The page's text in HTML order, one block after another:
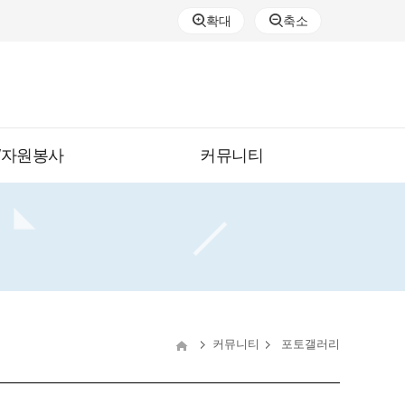
확대 축소
원봉사 커뮤니티
커뮤니티 포토갤러리